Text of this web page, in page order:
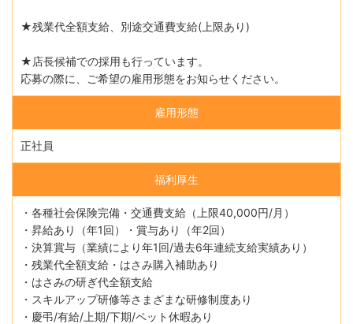
★残業代全額支給、別途交通費支給(上限あり)
★店長候補での採用も行っています。
応募の際に、ご希望の雇用形態をお知らせください。
雇用形態
正社員
福利厚生
・各種社会保険完備・交通費支給（上限40,000円/月）
・昇給あり（年1回）・賞与あり（年2回）
・決算賞与（業績により年1回/過去6年連続支給実績あり）
・残業代全額支給・はさみ購入補助あり
・はさみの研ぎ代全額支給
・スキルアップ研修等さまざまな研修制度あり
・慶弔/有給/上期/下期/ペット休暇あり